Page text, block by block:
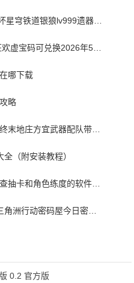
崩坏星穹铁道银狼Lv999攻略-崩坏星穹铁道银狼lv999遗器词条带什么
新世界狂欢兑换码2026-新世界狂欢虚宝码可兑换2026年5月最新
哪下载
略
终末地庄方宜养成攻略-明日方舟终末地庄方宜武器配队带什么
（附安装教程）
异环的官方社区是什么-幻塔异环查抽卡和角色练度的软件叫什么
三角洲行动密码门密码5月合集-三角洲行动密码屋今日密码大全2026最新5月
0.2 官方版